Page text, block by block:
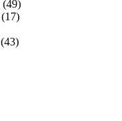
(49)
(17)
(43)